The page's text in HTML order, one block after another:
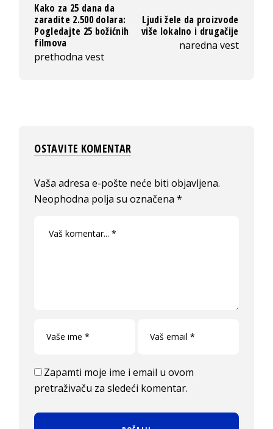
Kako za 25 dana da
zaradite 2.500 dolara:
Pogledajte 25 božićnih
filmova
prethodna vest
Ljudi žele da proizvode
više lokalno i drugačije
naredna vest
OSTAVITE KOMENTAR
Vaša adresa e-pošte neće biti objavljena.
Neophodna polja su označena*
Zapamti moje ime i email u ovom
pretraživaču za sledeći komentar.